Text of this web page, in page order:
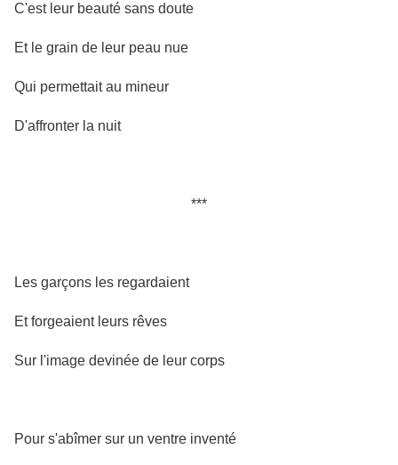
C'est leur beauté sans doute
Et le grain de leur peau nue
Qui permettait au mineur
D'affronter la nuit
***
Les garçons les regardaient
Et forgeaient leurs rêves
Sur l'image devinée de leur corps
Pour s'abîmer sur un ventre inventé